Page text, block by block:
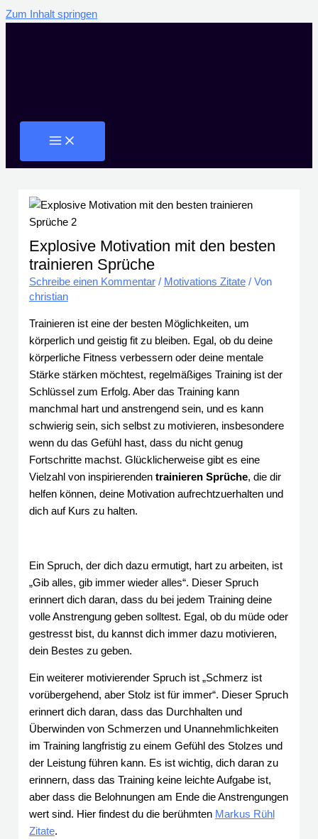
Zum Inhalt springen
Explosive Motivation mit den besten
trainieren Sprüche
Schreibe einen Kommentar / Motivations Zitate/ Von
christian
Trainieren ist eine der besten Möglichkeiten, um
körperlich und geistig fit zu bleiben. Egal, ob du deine
körperliche Fitness verbessern oder deine mentale
Stärke stärken möchtest, regelmäßiges Training ist der
Schlüssel zum Erfolg. Aber das Training kann
manchmal hart und anstrengend sein, und es kann
schwierig sein, sich selbst zu motivieren, insbesondere
wenn du das Gefühl hast, dass du nicht genug
Fortschritte machst. Glücklicherweise gibt es eine
Vielzahl von inspirierendentrainieren Sprüche, die dir
helfen können, deine Motivation aufrechtzuerhalten und
dich auf Kurs zu halten.
Ein Spruch, der dich dazu ermutigt, hart zu arbeiten, ist
„Gib alles, gib immer wieder alles“. Dieser Spruch
erinnert dich daran, dass du bei jedem Training deine
volle Anstrengung geben solltest. Egal, ob du müde oder
gestresst bist, du kannst dich immer dazu motivieren,
dein Bestes zu geben.
Ein weiterer motivierender Spruch ist „Schmerz ist
vorübergehend, aber Stolz ist für immer“. Dieser Spruch
erinnert dich daran, dass das Durchhalten und
Überwinden von Schmerzen und Unannehmlichkeiten
im Training langfristig zu einem Gefühl des Stolzes und
der Leistung führen kann. Es ist wichtig, dich daran zu
erinnern, dass das Training keine leichte Aufgabe ist,
aber dass die Belohnungen am Ende die Anstrengungen
wert sind. Hier findest du die berühmten Markus Rühl
Zitate.